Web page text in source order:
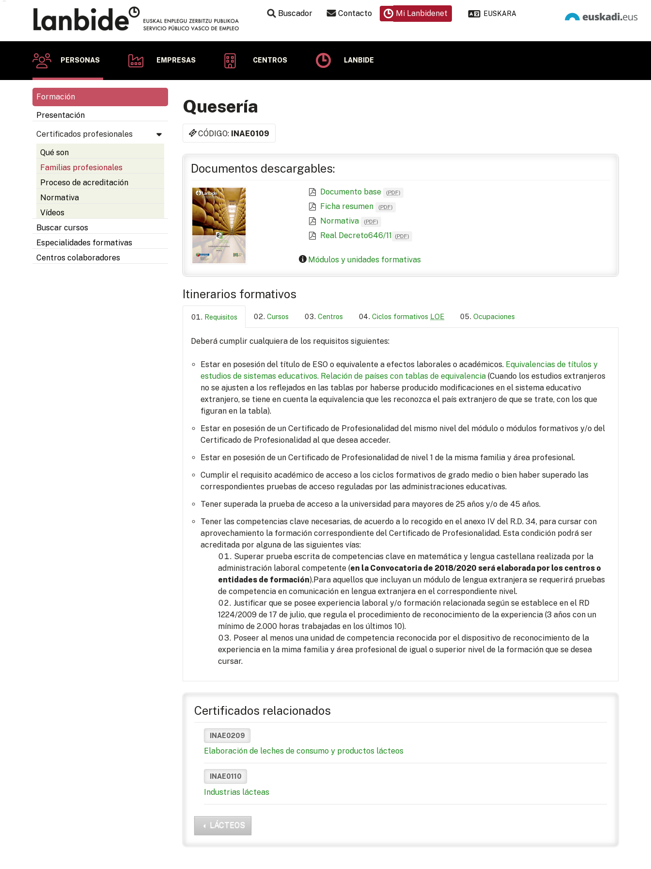
Buscador Contacto Mi Lanbidenet EUSKARA
PERSONAS EMPRESAS CENTROS LANBIDE
Formación
Presentación
Certificados profesionales
Qué son
Familias profesionales
Proceso de acreditación
Normativa
Vídeos
Buscar cursos
Especialidades formativas
Centros colaboradores
Quesería
CÓDIGO: INAE0109
Documentos descargables:
Documento base (PDF)
Ficha resumen (PDF)
Normativa (PDF)
Real Decreto646/11 (PDF)
Módulos y unidades formativas
Itinerarios formativos
Requisitos Cursos Centros Ciclos formativos LOE Ocupaciones
Deberá cumplir cualquiera de los requisitos siguientes:
Estar en posesión del título de ESO o equivalente a efectos laborales o académicos. Equivalencias de títulos y
estudios de sistemas educativos. Relación de países con tablas de equivalencia (Cuando los estudios extranjeros
no se ajusten a los reflejados en las tablas por haberse producido modificaciones en el sistema educativo
extranjero, se tiene en cuenta la equivalencia que les reconozca el país extranjero de que se trate, con los que
figuran en la tabla).
Estar en posesión de un Certificado de Profesionalidad del mismo nivel del módulo o módulos formativos y/o del
Certificado de Profesionalidad al que desea acceder.
Estar en posesión de un Certificado de Profesionalidad de nivel 1 de la misma familia y área profesional.
Cumplir el requisito académico de acceso a los ciclos formativos de grado medio o bien haber superado las
correspondientes pruebas de acceso reguladas por las administraciones educativas.
Tener superada la prueba de acceso a la universidad para mayores de 25 años y/o de 45 años.
Tener las competencias clave necesarias, de acuerdo a lo recogido en el anexo IV del R.D. 34, para cursar con
aprovechamiento la formación correspondiente del Certificado de Profesionalidad. Esta condición podrá ser
acreditada por alguna de las siguientes vías:
Superar prueba escrita de competencias clave en matemática y lengua castellana realizada por la
administración laboral competente (en la Convocatoria de 2018/2020 será elaborada por los centros o
entidades de formación).Para aquellos que incluyan un módulo de lengua extranjera se requerirá pruebas
de competencia en comunicación en lengua extranjera en el correspondiente nivel.
Justificar que se posee experiencia laboral y/o formación relacionada según se establece en el RD
1224/2009 de 17 de julio, que regula el procedimiento de reconocimiento de la experiencia (3 años con un
mínimo de 2.000 horas trabajadas en los últimos 10).
Poseer al menos una unidad de competencia reconocida por el dispositivo de reconocimiento de la
experiencia en la mima familia y área profesional de igual o superior nivel de la formación que se desea
cursar.
Certificados relacionados
INAE0209
Elaboración de leches de consumo y productos lácteos
INAE0110
Industrias lácteas
LÁCTEOS